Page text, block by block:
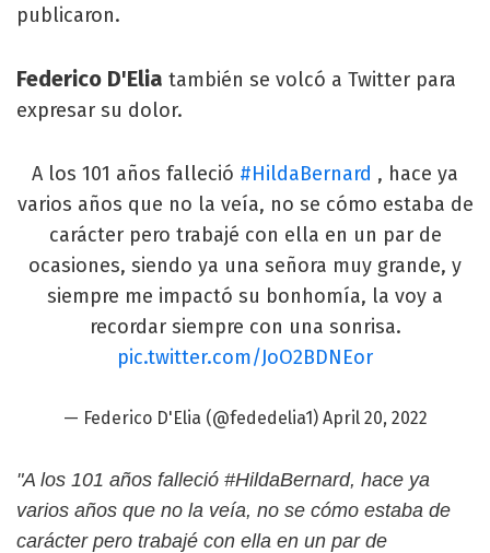
publicaron.
Federico D'Elia también se volcó a Twitter para
expresar su dolor.
A los 101 años falleció #HildaBernard , hace ya
varios años que no la veía, no se cómo estaba de
carácter pero trabajé con ella en un par de
ocasiones, siendo ya una señora muy grande, y
siempre me impactó su bonhomía, la voy a
recordar siempre con una sonrisa.
pic.twitter.com/JoO2BDNEor
— Federico D'Elia (@fededelia1) April 20, 2022
"A los 101 años falleció #HildaBernard, hace ya
varios años que no la veía, no se cómo estaba de
carácter pero trabajé con ella en un par de